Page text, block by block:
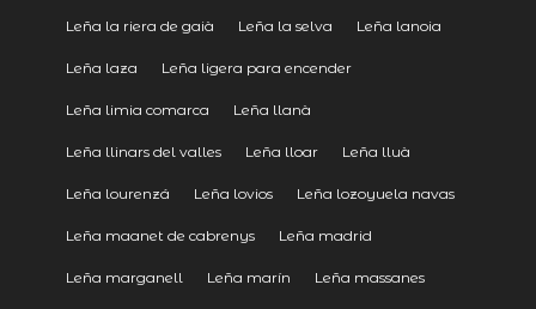
Leña la riera de gaià Leña la selva Leña lanoia
Leña laza Leña ligera para encender
Leña limia comarca Leña llanà
Leña llinars del valles Leña lloar Leña lluà
Leña lourenzá Leña lovios Leña lozoyuela navas
Leña maanet de cabrenys Leña madrid
Leña marganell Leña marín Leña massanes